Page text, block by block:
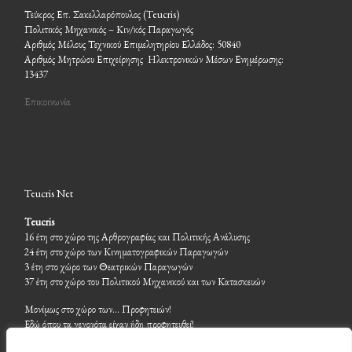
Τεύκρος Επ. Σακελλαρόπουλος (Teucris)
Πολιτικός Μηχανικός – Κιν/κός Παραγωγός
Αριθμός Μέλους Τεχνικού Επιμελητηρίου Ελλάδος: 50840
Αριθμός Μητρώου Επιχείρησης Ηλεκτρονικών Μέσων Ενημέρωσης:
13437
Επικοινωνία
Teucris Net
Teucris
16 έτη στο χώρο της Αρθρογραφίας και Πολιτικής Ανάλυσης
24 έτη στο χώρο των Κινηματογραφικών Παραγωγών
3 έτη στο χώρο των Θεατρικών Παραγωγών
37 έτη στο χώρο του Πολιτικού Μηχανικού και των Κατασκευών
Μονίμως στο χώρο των… Προφητειών!
Εδώ όπου τα γεγονότα είχαν ήδη προφητευθεί!